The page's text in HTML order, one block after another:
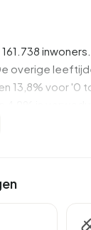
overige
13,8% voor '0
landen buiten
er 128.700
(13%)